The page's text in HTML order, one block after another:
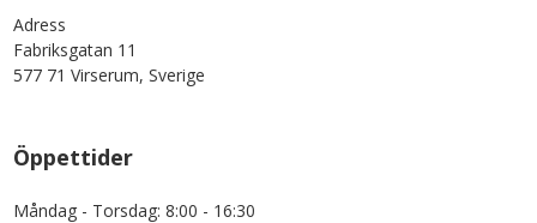
Adress
Fabriksgatan 11
577 71 Virserum, Sverige
Öppettider
Måndag - Torsdag: 8:00 - 16:30